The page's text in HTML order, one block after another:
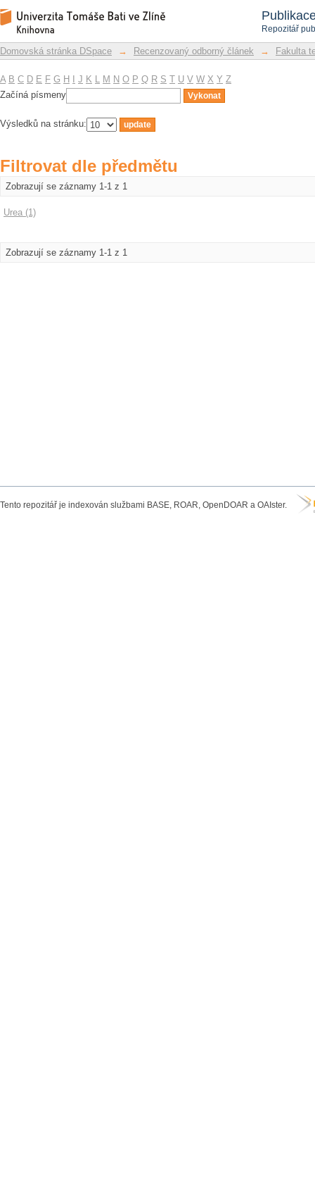
Repozitář
Filtrovat dle předmětu
Repozitář DSpace/Manakin
Domovská stránka DSpace → Recenzovaný odborný článek → Fakulta
A B C D E F G H J K L M N O P Q R S T U V W X Y Z
Začíná písmeny
Výsledků na stránku:
Filtrovat dle předmětu
Zobrazují se záznamy 1-1 z 1
Urea (1)
Zobrazují se záznamy 1-1 z 1
Tento repozitář je indexován službami BASE, ROAR, OpenDOAR a OAIster.